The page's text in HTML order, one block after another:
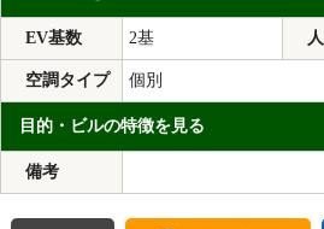
EV基数 2基
空調タイプ 個別
目的・ビルの特徴を見る
備考